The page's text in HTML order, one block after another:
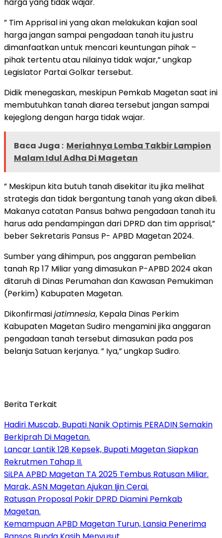
” Tim Apprisal ini yang akan melakukan kajian soal
harga jangan sampai pengadaan tanah itu justru
dimanfaatkan untuk mencari keuntungan pihak –
pihak tertentu atau nilainya tidak wajar,” ungkap
Legislator Partai Golkar tersebut.
Didik menegaskan, meskipun Pemkab Magetan saat ini
membutuhkan tanah diarea tersebut jangan sampai
kejeglong dengan harga tidak wajar.
Baca Juga : Meriahnya Lomba Takbir Lampion
Malam Idul Adha Di Magetan
” Meskipun kita butuh tanah disekitar itu jika melihat
strategis dan tidak bergantung tanah yang akan dibeli.
Makanya catatan Pansus bahwa pengadaan tanah itu
harus ada pendampingan dari DPRD dan tim apprisal,”
beber Sekretaris Pansus P- APBD Magetan 2024.
Sumber yang dihimpun, pos anggaran pembelian
tanah Rp 17 Miliar yang dimasukan P-APBD 2024 akan
ditaruh di Dinas Perumahan dan Kawasan Pemukiman
(Perkim) Kabupaten Magetan.
Dikonfirmasijatimnesia, Kepala Dinas Perkim
Kabupaten Magetan Sudiro mengamini jika anggaran
pengadaan tanah tersebut dimasukan pada pos
belanja Satuan kerjanya. ” Iya,” ungkap Sudiro.
Berita Terkait
Hadiri Muscab, Bupati Nanik Optimis PERADIN Semakin
Berkiprah Di Magetan.
Lancar Lantik 128 Kepsek, Bupati Magetan Siapkan
Rekrutmen Tahap II.
SiLPA APBD Magetan TA 2025 Tembus Ratusan Miliar.
Marak, ASN Magetan Ajukan Ijin Cerai.
Ratusan Proposal Pokir DPRD Diamini Pemkab
Magetan.
Kemampuan APBD Magetan Turun, Lansia Penerima